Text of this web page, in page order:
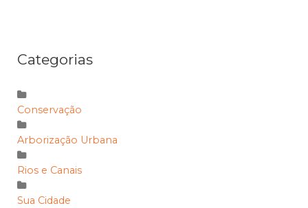
Categorias
Conservação
Arborização Urbana
Rios e Canais
Sua Cidade